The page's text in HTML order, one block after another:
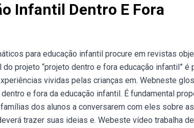
Infantil Dentro E Fora
para educação infantil procure em revistas
projeto “projeto dentro e fora educação infantil” é
vividas pelas crianças em. Webneste
e fora da educação infantil. É fundamental
dos alunos a conversarem com eles sobre
trazer suas ideias e. Webeste vídeo trabalha